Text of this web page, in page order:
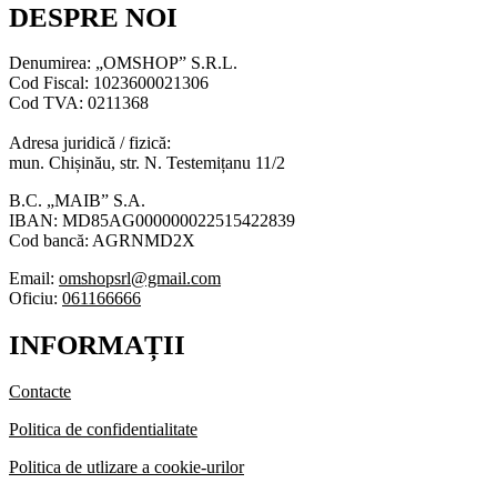
DESPRE NOI
Denumirea: „OMSHOP” S.R.L.
Cod Fiscal: 1023600021306
Cod TVA: 0211368
Adresa juridică / fizică:
mun. Chișinău, str. N. Testemițanu 11/2
B.C. „MAIB” S.A.
IBAN: MD85AG000000022515422839
Cod bancă: AGRNMD2X
Email: omshopsrl@gmail.com
Oficiu: 061166666
INFORMAȚII
Contacte
Politica de confidentialitate
Politica de utlizare a cookie-urilor